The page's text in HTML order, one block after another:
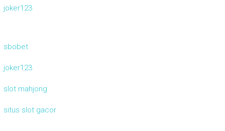
joker123
sbobet
joker123
slot mahjong
situs slot gacor